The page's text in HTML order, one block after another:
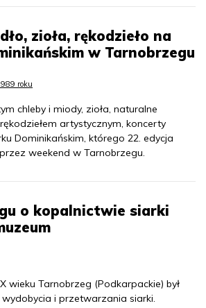
zioła, rękodzieło na
w Tarnobrzegu
roku
chleby i miody, zioła, naturalne
artystycznym, koncerty
Dominikańskim, którego 22. edycja
weekend w Tarnobrzegu.
o kopalnictwie siarki
wieku Tarnobrzeg (Podkarpackie) był
i przetwarzania siarki.